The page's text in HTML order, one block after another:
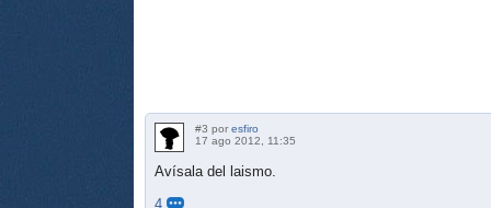
#3 por esfiro
17 ago 2012, 11:35
Avísala del laismo.
4